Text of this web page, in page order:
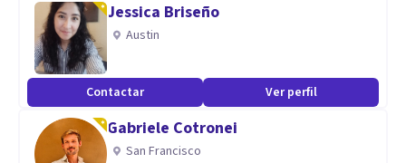
Jessica Briseño
Austin
Contactar Ver perfil
Gabriele Cotronei
San Francisco